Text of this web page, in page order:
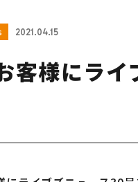
2021.04.15
客様にラ